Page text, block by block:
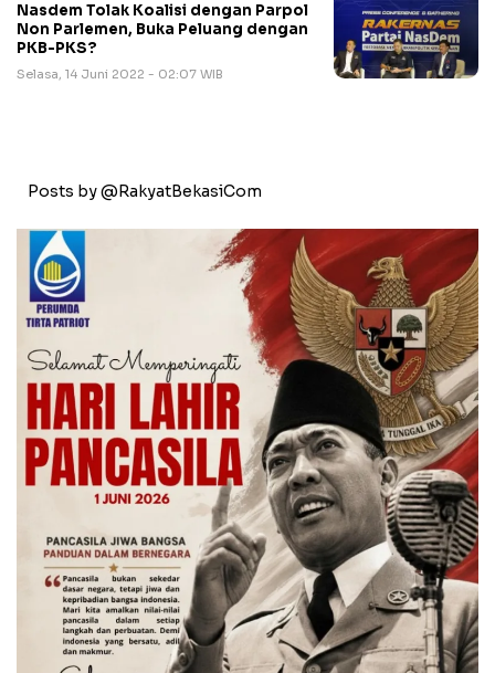
Nasdem Tolak Koalisi dengan Parpol
Non Parlemen, Buka Peluang dengan
PKB-PKS?
Selasa, 14 Juni 2022 - 02:07 WIB
Posts by @RakyatBekasiCom